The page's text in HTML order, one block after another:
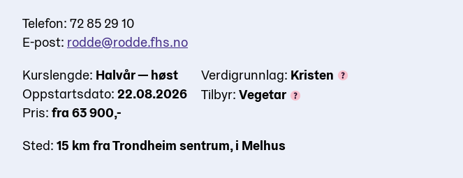
Telefon: 72 85 29 10
E-post: rodde@rodde.fhs.no
Kurslengde: Halvår — høst
Oppstartsdato: 22.08.2026
Pris: fra 63 900,-
Verdigrunnlag: Kristen
Tilbyr: Vegetar
Sted: 15 km fra Trondheim sentrum, i Melhus